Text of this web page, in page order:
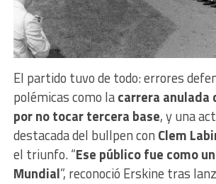
El partido tuvo de todo: errores
polémicas como lacarrera anulada
por no tocar tercera base, y una
destacada del bullpen con Clem
el triunfo. “Ese público fue como
Mundial”, reconoció Erskine tras